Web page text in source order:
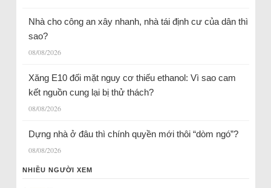
Nhà cho công an xây nhanh, nhà tái định cư của dân thì
sao?
08/08/2026
Xăng E10 đối mặt nguy cơ thiếu ethanol: Vì sao cam
kết nguồn cung lại bị thử thách?
08/08/2026
Dựng nhà ở đâu thì chính quyền mới thôi “dòm ngó”?
08/08/2026
NHIỀU NGƯỜI XEM